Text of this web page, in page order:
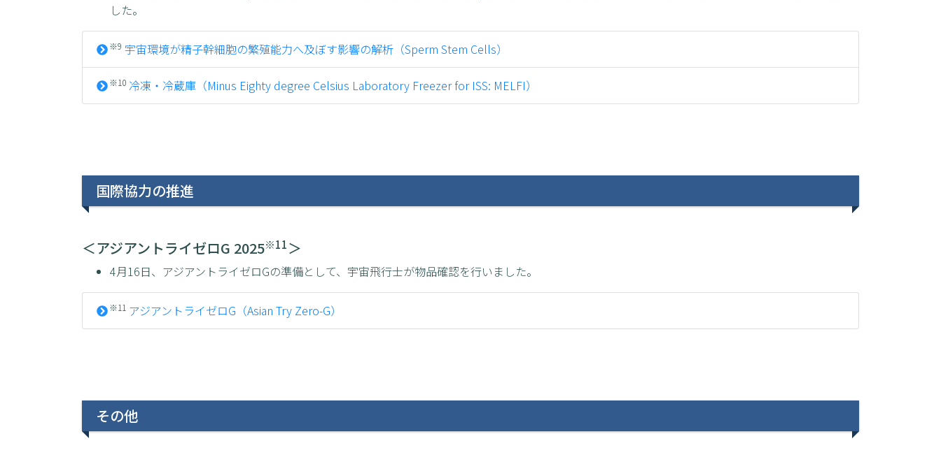
した。
※9 宇宙環境が精子幹細胞の繁殖能力へ及ぼす影響の解析（Sperm Stem Cells）
※10 冷凍・冷蔵庫（Minus Eighty degree Celsius Laboratory Freezer for ISS: MELFI）
国際協力の推進
＜アジアントライゼロG 2025※11＞
4月16日、アジアントライゼロGの準備として、宇宙飛行士が物品確認を行いました。
※11 アジアントライゼロG（Asian Try Zero-G）
その他